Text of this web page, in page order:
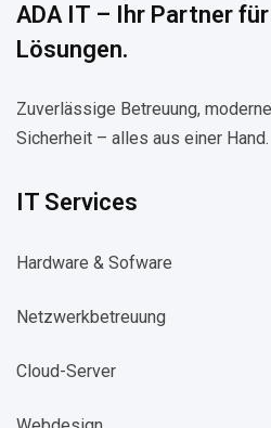
ADA IT – Ihr Partner
Lösungen.
Zuverlässige Betreuung,
Sicherheit – alles aus einer Hand.
IT Services
Hardware & Sofware
Netzwerkbetreuung​
Cloud-Server​